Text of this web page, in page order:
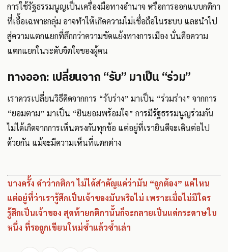
การใช้รัฐธรรมนูญเป็นเครื่องมือทางอำนาจ หรือการออกแบบกติกา
ที่เอื้อเฉพาะกลุ่ม อาจทำให้เกิดความไม่เชื่อถือในระบบ และนำไป
สู่ความแตกแยกที่ลึกกว่าความขัดแย้งทางการเมือง นั่นคือความ
แตกแยกในระดับจิตใจของผู้คน
ทางออก: เปลี่ยนจาก “รับ” มาเป็น “ร่วม”
เราควรเปลี่ยนวิธีคิดจากการ “รับร่าง” มาเป็น “ร่วมร่าง” จากการ
“ยอมตาม” มาเป็น “ยินยอมพร้อมใจ” การมีรัฐธรรมนูญร่วมกัน
ไม่ได้เกิดจากการเห็นตรงกันทุกข้อ แต่อยู่ที่เรายินดีจะเดินต่อไป
ด้วยกัน แม้จะมีความเห็นที่แตกต่าง
บางครั้ง คำว่ากติกา ไม่ได้สำคัญแค่ว่ามัน “ถูกต้อง” แค่ไหน
แต่อยู่ที่ว่าเรารู้สึกเป็นเจ้าของมันหรือไม่ เพราะเมื่อไม่มีใคร
รู้สึกเป็นเจ้าของ สุดท้ายกติกานั้นก็จะกลายเป็นแค่กระดาษใบ
หนึ่ง ที่รอถูกเขียนใหม่ซ้ำแล้วซ้ำเล่า